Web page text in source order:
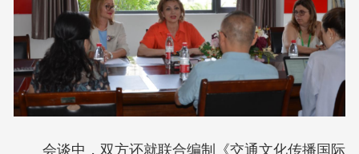
会谈中，双方还就联合编制《交通文化传播国际